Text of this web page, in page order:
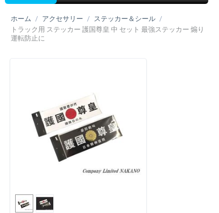
ホーム / アクセサリー / ステッカー＆シール /
トラック用 ステッカー 護国尊皇 中 セット 最強ステッカー 煽り
運転防止に